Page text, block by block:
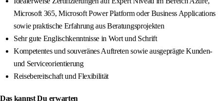
Microsoft 365, Microsoft Power Platform oder Business Applications
sowie praktische Erfahrung aus Beratungsprojekten
Sehr gute Englischkenntnisse in Wort und Schrift
Kompetentes und souveränes Auftreten sowie ausgeprägte Kunden‑
und Serviceorientierung
Reisebereitschaft und Flexibilität
Das kannst Du erwarten